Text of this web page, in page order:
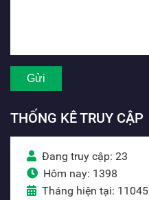
THỐNG KÊ TRUY CẬP
Đang truy cập: 23
Hôm nay: 1398
Tháng hiện tại: 11045